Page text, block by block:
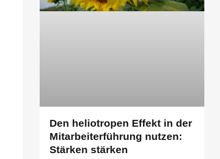
Den heliotropen Effekt in der
Mitarbeiterführung nutzen:
Stärken stärken